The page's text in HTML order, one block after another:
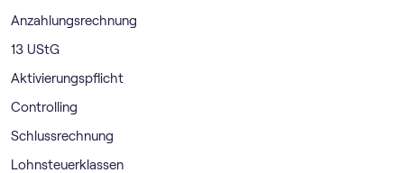
Anzahlungsrechnung
13 UStG
Aktivierungspflicht
Controlling
Schlussrechnung
Lohnsteuerklassen